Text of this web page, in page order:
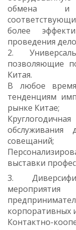
обмена и
более
проведения
2.
позволяющие
Китая.
В любое
тенденциям
рынке Китае;
обслуживания
совещаний;
выставки
3.
корпоративных
Контактно-